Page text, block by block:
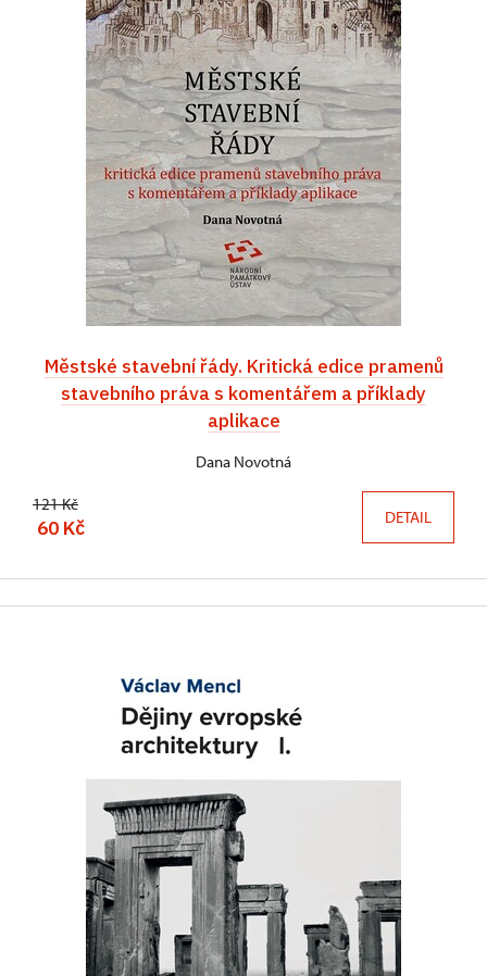
Městské stavební řády. Kritická edice pramenů
stavebního práva s komentářem a příklady
aplikace
Dana Novotná
121 Kč
60 Kč DETAIL